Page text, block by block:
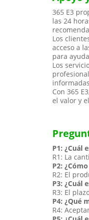
365 E3
las 24
Los
acceso a
para
Los
Con 365
el valor y
P1: ¿Cuál
R1: La
P2:
R2: El
P3: ¿Cuál
R3: El
P4: ¿Qué
R4: